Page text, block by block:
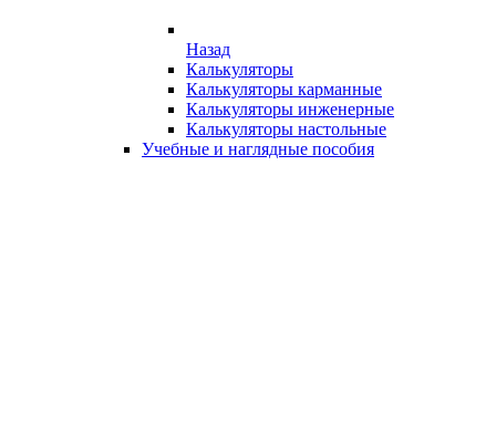
Назад
Калькуляторы
Калькуляторы карманные
Калькуляторы инженерные
Калькуляторы настольные
Учебные и наглядные пособия